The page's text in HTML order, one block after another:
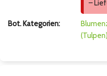
–
Bot. Kategorien:
(Tulpen)